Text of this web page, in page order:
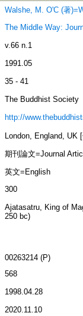
Walshe, M. O'C (著
The Middle Way:
v.66 n.1
1991.05
35 - 41
The Buddhist Society
http://
London, England, UK
期刊論文=Journal
英文=English
300
Ajatasatru, King of
250 bc)
00263214 (P)
568
1998.04.28
2020.11.10